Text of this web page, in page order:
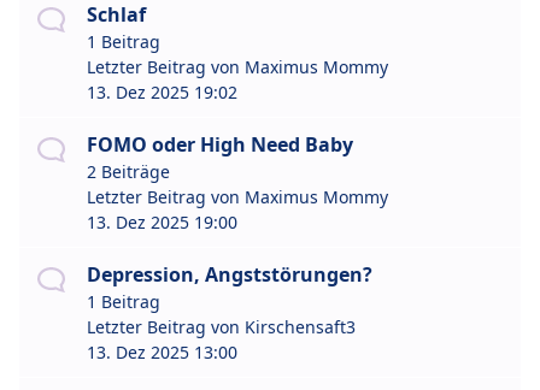
Schlaf
1 Beitrag
Letzter Beitrag von Maximus Mommy
13. Dez 2025 19:02
FOMO oder High Need Baby
2 Beiträge
Letzter Beitrag von Maximus Mommy
13. Dez 2025 19:00
Depression, Angststörungen?
1 Beitrag
Letzter Beitrag von Kirschensaft3
13. Dez 2025 13:00